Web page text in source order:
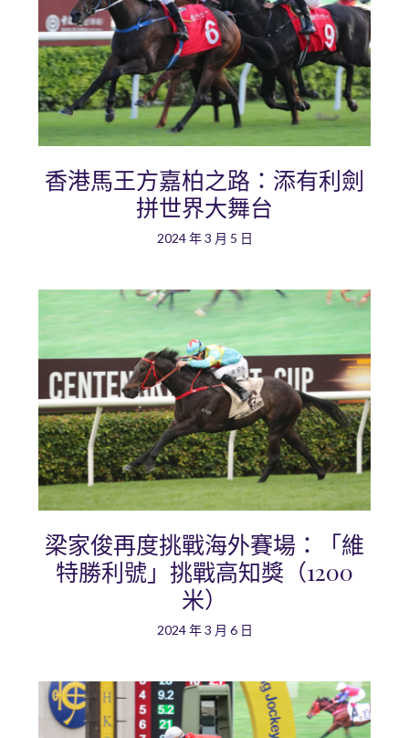
香港馬王方嘉柏之路：添有利劍
拼世界大舞台
2024 年 3 月 5 日
梁家俊再度挑戰海外賽場：「維
特勝利號」挑戰高知獎（1200
米）
2024 年 3 月 6 日